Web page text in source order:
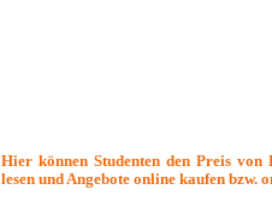
Hier können Studenten den Preis
lesen und Angebote online kaufen bzw.